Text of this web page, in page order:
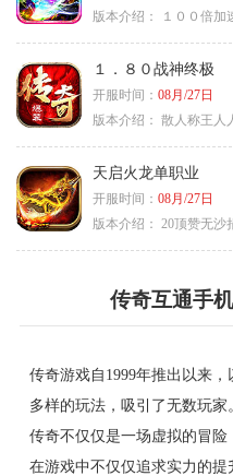
版本介绍：
１００倍加速
１．８０战神终极
开服时间： 08月/27日
版本介绍： 散人称王人
天启火龙单职业
开服时间： 08月/27日
版本介绍： 20顶赞无沙
传奇互通手
传奇游戏自1999年推出以来
多样的玩法，吸引了无数玩家
传奇不仅仅是一场虚拟的冒
在游戏中不仅仅追求实力的提